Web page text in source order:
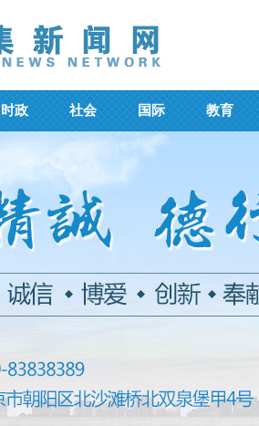
时政 社会 国际 教育